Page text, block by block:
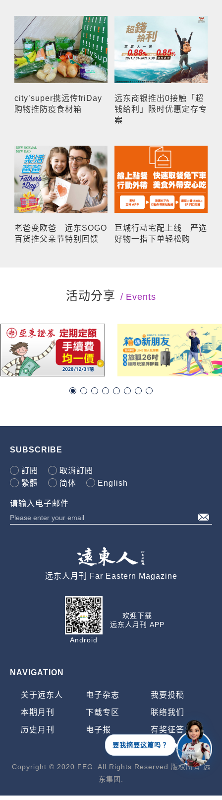
city’super携远传friDay
购物推防疫食材箱
远东商银推出0接触「超
钱给利」限时优惠定存专
案
老爸变欧爸 远东SOGO
百货推父亲节特别回馈
巨城行动宅配上线 严选
好物一指下单轻松购
活动分享 Events
SUBSCRIBE
訂閱
取消訂閱
繁體
简体 English
请输入电子邮件
远东人月刊 Far Eastern Magazine
Android
欢迎下载
远东人月刊 APP
NAVIGATION
关于远东人 电子杂志 我要投稿
本期月刊 下载专区 联络我们
历史月刊 电子报 有奖征答
Copyright © 2020 FEG. All Rights Reserved 版权所有 远
东集团.
要我摘要这篇吗？